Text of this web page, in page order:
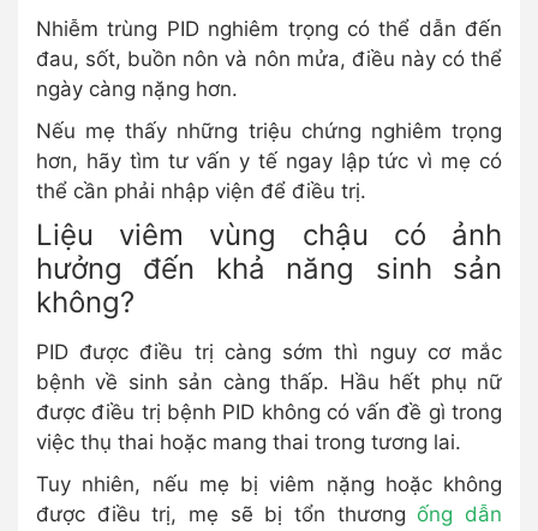
Nhiễm trùng PID nghiêm trọng có thể dẫn đến
đau, sốt, buồn nôn và nôn mửa, điều này có thể
ngày càng nặng hơn.
Nếu mẹ thấy những triệu chứng nghiêm trọng
hơn, hãy tìm tư vấn y tế ngay lập tức vì mẹ có
thể cần phải nhập viện để điều trị.
Liệu viêm vùng chậu có ảnh
hưởng đến khả năng sinh sản
không?
PID được điều trị càng sớm thì nguy cơ mắc
bệnh về sinh sản càng thấp. Hầu hết phụ nữ
được điều trị bệnh PID không có vấn đề gì trong
việc thụ thai hoặc mang thai trong tương lai.
Tuy nhiên, nếu mẹ bị viêm nặng hoặc không
được điều trị, mẹ sẽ bị tổn thương ống dẫn